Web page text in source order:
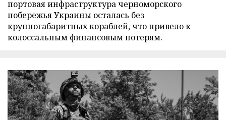
портовая инфраструктура черноморского
побережья Украины осталась без
крупногабаритных кораблей, что привело к
колоссальным финансовым потерям.